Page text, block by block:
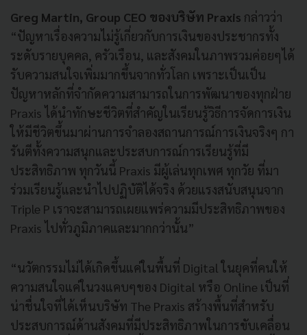
Greg Martin, Group CEO ของบริษัท Praxis กล่าวว่า
“ปัญหาเรื่องความไม่รู้เกี่ยวกับการเงินของประชากรทั้ง
ระดับรายบุคคล, ครัวเรือน, และสังคมในภาพรวมค่อยๆได้
รับความสนใจเพิ่มมากขึ้นจากทั่วโลก เพราะเป็นเป็น
ปัญหาหลักที่จำกัดความสามารถในการพัฒนาของทุกฝ่าย
Praxis ได้นำทักษะชีวิตที่สำคัญในเรียนรู้วิธีการจัดการเงิน
ให้มีชีวิตขึ้นมาผ่านการจำลองสถานการณ์การเงินจริงๆ กา
รันตีทั้งความสนุกและประสบการณ์การเรียนรู้ที่มี
ประสิทธิภาพ ทุกวันนี้ Praxis มีผู้เล่นทุกเพศ ทุกวัย ที่มา
ร่วมเรียนรู้และนำไปปฏิบัติได้จริง ด้วยแรงสนับสนุนจาก
Triple P เราจะสามารถเผยแพร่ความมีประสิทธิภาพของ
Praxis ไปทั่วภูมิภาคและมากกว่านั้น”
“นวัตกรรมไม่ได้เกิดขึ้นแค่ในพื้นที่ Digital ในยุคที่คนให้
ความสนใจแค่ในวงแคบๆของ Digital หรือ Online เป็นที่
น่าชื่นใจที่ได้เห็นบริษัท The Praxis สร้างพื้นที่สำหรับ
ประสบการณ์ด้านสังคมที่มีประสิทธิภาพในการขับเคลื่อน